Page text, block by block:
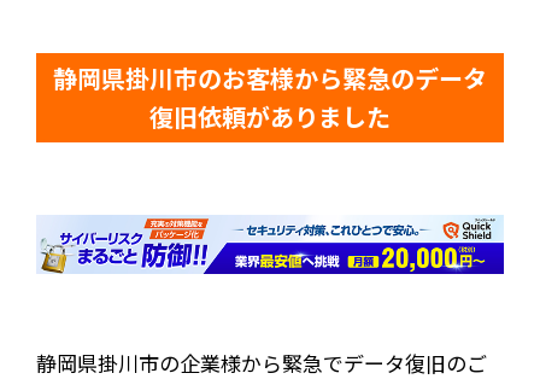
静岡県掛川市のお客様から緊急のデータ
復旧依頼がありました
静岡県掛川市の企業様から緊急でデータ復旧のご